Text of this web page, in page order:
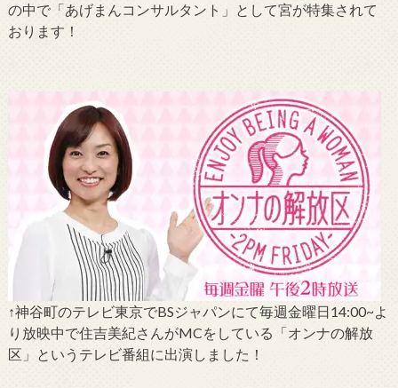
の中で「あげまんコンサルタント」として宮が特集されて
おります！
↑神谷町のテレビ東京でBSジャパンにて毎週金曜日14:00~よ
り放映中で住吉美紀さんがMCをしている「オンナの解放
区」というテレビ番組に出演しました！